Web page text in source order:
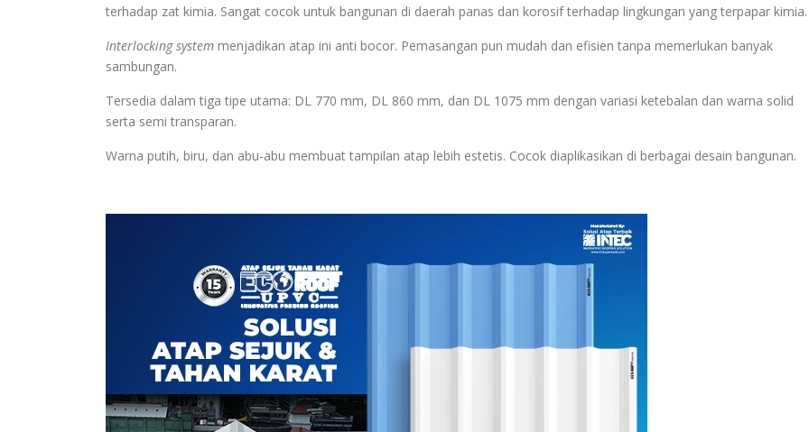
terhadap zat kimia. Sangat cocok untuk bangunan di daerah panas dan korosif terhadap lingkungan yang terpapar kimia.
Interlocking system menjadikan atap ini anti bocor. Pemasangan pun mudah dan efisien tanpa memerlukan banyak
sambungan.
Tersedia dalam tiga tipe utama: DL 770 mm, DL 860 mm, dan DL 1075 mm dengan variasi ketebalan dan warna solid
serta semi transparan.
Warna putih, biru, dan abu-abu membuat tampilan atap lebih estetis. Cocok diaplikasikan di berbagai desain bangunan.